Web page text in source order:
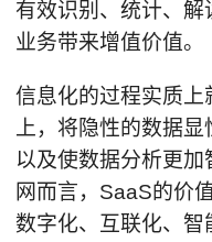
有效识别、统计、
业务带来增值价值。
信息化的过程实质
上，将隐性的数据
以及使数据分析更
网而言，SaaS的价
数字化、互联化、智